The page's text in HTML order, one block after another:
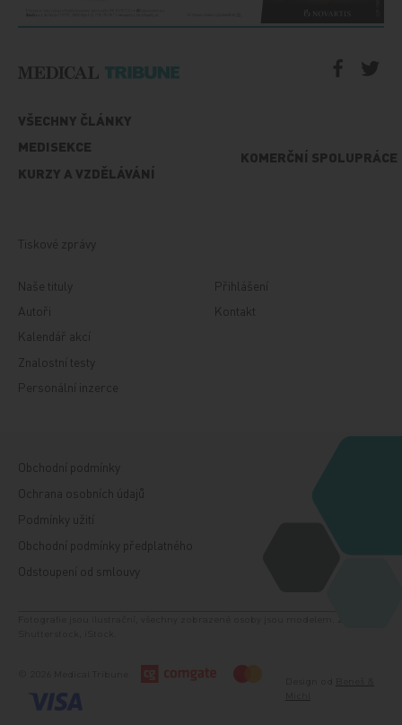
VŠECHNY ČLÁNKY
MEDISEKCE
KURZY A VZDĚLÁVÁNÍ
KOMERČNÍ SPOLUPRÁCE
Tiskové zprávy
Naše tituly
Autoři
Kalendář akcí
Znalostní testy
Personální inzerce
Přihlášení
Kontakt
Obchodní podmínky
Ochrana osobních údajů
Podmínky užití
Obchodní podmínky předplatného
Odstoupení od smlouvy